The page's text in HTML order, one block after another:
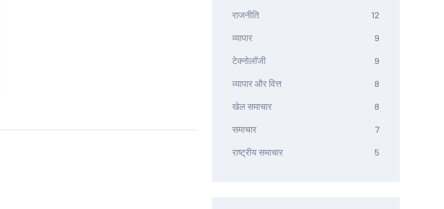
राजनीति 12
व्यापार 9
टेक्नोलॉजी 9
व्यापार और वित्त 8
खेल समाचार 8
समाचार 7
राष्ट्रीय समाचार 5